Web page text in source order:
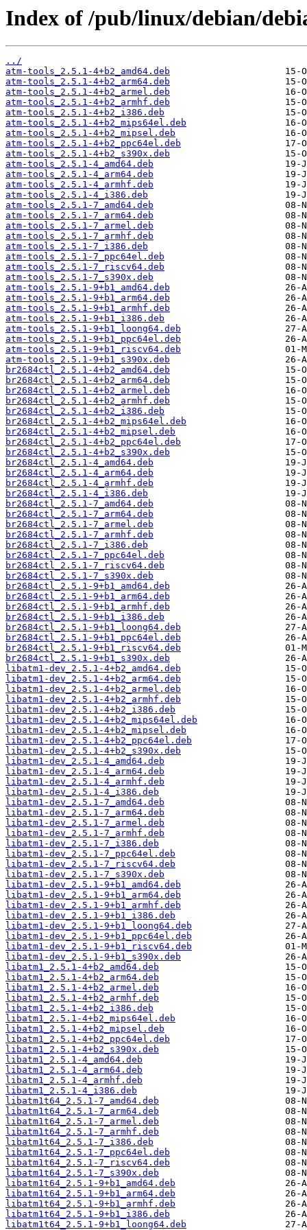
Index of /pub/linux/debian/
../
atm-tools_2.5.1-4+b2_amd64.deb
atm-tools_2.5.1-4+b2_arm64.deb
atm-tools_2.5.1-4+b2_armel.deb
atm-tools_2.5.1-4+b2_armhf.deb
atm-tools_2.5.1-4+b2_i386.deb
atm-tools_2.5.1-4+b2_mips64el.deb
atm-tools_2.5.1-4+b2_mipsel.deb
atm-tools_2.5.1-4+b2_ppc64el.deb
atm-tools_2.5.1-4+b2_s390x.deb
atm-tools_2.5.1-4_amd64.deb
atm-tools_2.5.1-4_arm64.deb
atm-tools_2.5.1-4_armhf.deb
atm-tools_2.5.1-4_i386.deb
atm-tools_2.5.1-7_amd64.deb
atm-tools_2.5.1-7_arm64.deb
atm-tools_2.5.1-7_armel.deb
atm-tools_2.5.1-7_armhf.deb
atm-tools_2.5.1-7_i386.deb
atm-tools_2.5.1-7_ppc64el.deb
atm-tools_2.5.1-7_riscv64.deb
atm-tools_2.5.1-7_s390x.deb
atm-tools_2.5.1-9+b1_amd64.deb
atm-tools_2.5.1-9+b1_arm64.deb
atm-tools_2.5.1-9+b1_armhf.deb
atm-tools_2.5.1-9+b1_i386.deb
atm-tools_2.5.1-9+b1_loong64.deb
atm-tools_2.5.1-9+b1_ppc64el.deb
atm-tools_2.5.1-9+b1_riscv64.deb
atm-tools_2.5.1-9+b1_s390x.deb
br2684ctl_2.5.1-4+b2_amd64.deb
br2684ctl_2.5.1-4+b2_arm64.deb
br2684ctl_2.5.1-4+b2_armel.deb
br2684ctl_2.5.1-4+b2_armhf.deb
br2684ctl_2.5.1-4+b2_i386.deb
br2684ctl_2.5.1-4+b2_mips64el.deb
br2684ctl_2.5.1-4+b2_mipsel.deb
br2684ctl_2.5.1-4+b2_ppc64el.deb
br2684ctl_2.5.1-4+b2_s390x.deb
br2684ctl_2.5.1-4_amd64.deb
br2684ctl_2.5.1-4_arm64.deb
br2684ctl_2.5.1-4_armhf.deb
br2684ctl_2.5.1-4_i386.deb
br2684ctl_2.5.1-7_amd64.deb
br2684ctl_2.5.1-7_arm64.deb
br2684ctl_2.5.1-7_armel.deb
br2684ctl_2.5.1-7_armhf.deb
br2684ctl_2.5.1-7_i386.deb
br2684ctl_2.5.1-7_ppc64el.deb
br2684ctl_2.5.1-7_riscv64.deb
br2684ctl_2.5.1-7_s390x.deb
br2684ctl_2.5.1-9+b1_amd64.deb
br2684ctl_2.5.1-9+b1_arm64.deb
br2684ctl_2.5.1-9+b1_armhf.deb
br2684ctl_2.5.1-9+b1_i386.deb
br2684ctl_2.5.1-9+b1_loong64.deb
br2684ctl_2.5.1-9+b1_ppc64el.deb
br2684ctl_2.5.1-9+b1_riscv64.deb
br2684ctl_2.5.1-9+b1_s390x.deb
libatm1-dev_2.5.1-4+b2_amd64.deb
libatm1-dev_2.5.1-4+b2_arm64.deb
libatm1-dev_2.5.1-4+b2_armel.deb
libatm1-dev_2.5.1-4+b2_armhf.deb
libatm1-dev_2.5.1-4+b2_i386.deb
libatm1-dev_2.5.1-4+b2_mips64el.deb
libatm1-dev_2.5.1-4+b2_mipsel.deb
libatm1-dev_2.5.1-4+b2_ppc64el.deb
libatm1-dev_2.5.1-4+b2_s390x.deb
libatm1-dev_2.5.1-4_amd64.deb
libatm1-dev_2.5.1-4_arm64.deb
libatm1-dev_2.5.1-4_armhf.deb
libatm1-dev_2.5.1-4_i386.deb
libatm1-dev_2.5.1-7_amd64.deb
libatm1-dev_2.5.1-7_arm64.deb
libatm1-dev_2.5.1-7_armel.deb
libatm1-dev_2.5.1-7_armhf.deb
libatm1-dev_2.5.1-7_i386.deb
libatm1-dev_2.5.1-7_ppc64el.deb
libatm1-dev_2.5.1-7_riscv64.deb
libatm1-dev_2.5.1-7_s390x.deb
libatm1-dev_2.5.1-9+b1_amd64.deb
libatm1-dev_2.5.1-9+b1_arm64.deb
libatm1-dev_2.5.1-9+b1_armhf.deb
libatm1-dev_2.5.1-9+b1_i386.deb
libatm1-dev_2.5.1-9+b1_loong64.deb
libatm1-dev_2.5.1-9+b1_ppc64el.deb
libatm1-dev_2.5.1-9+b1_riscv64.deb
libatm1-dev_2.5.1-9+b1_s390x.deb
libatm1_2.5.1-4+b2_amd64.deb
libatm1_2.5.1-4+b2_arm64.deb
libatm1_2.5.1-4+b2_armel.deb
libatm1_2.5.1-4+b2_armhf.deb
libatm1_2.5.1-4+b2_i386.deb
libatm1_2.5.1-4+b2_mips64el.deb
libatm1_2.5.1-4+b2_mipsel.deb
libatm1_2.5.1-4+b2_ppc64el.deb
libatm1_2.5.1-4+b2_s390x.deb
libatm1_2.5.1-4_amd64.deb
libatm1_2.5.1-4_arm64.deb
libatm1_2.5.1-4_armhf.deb
libatm1_2.5.1-4_i386.deb
libatm1t64_2.5.1-7_amd64.deb
libatm1t64_2.5.1-7_arm64.deb
libatm1t64_2.5.1-7_armel.deb
libatm1t64_2.5.1-7_armhf.deb
libatm1t64_2.5.1-7_i386.deb
libatm1t64_2.5.1-7_ppc64el.deb
libatm1t64_2.5.1-7_riscv64.deb
libatm1t64_2.5.1-7_s390x.deb
libatm1t64_2.5.1-9+b1_amd64.deb
libatm1t64_2.5.1-9+b1_arm64.deb
libatm1t64_2.5.1-9+b1_armhf.deb
libatm1t64_2.5.1-9+b1_i386.deb
libatm1t64_2.5.1-9+b1_loong64.deb